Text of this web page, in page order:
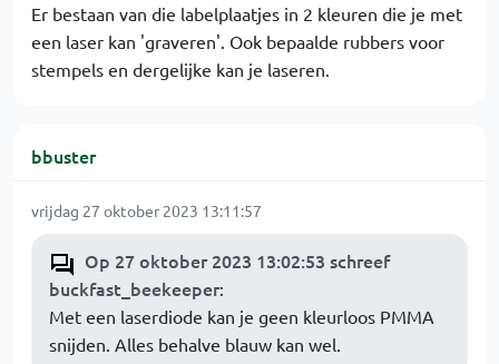
Er bestaan van die labelplaatjes in 2 kleuren die je met
een laser kan 'graveren'. Ook bepaalde rubbers voor
stempels en dergelijke kan je laseren.
bbuster
vrijdag 27 oktober 2023 13:11:57
Op 27 oktober 2023 13:02:53 schreef
buckfast_beekeeper:
Met een laserdiode kan je geen kleurloos PMMA
snijden. Alles behalve blauw kan wel.